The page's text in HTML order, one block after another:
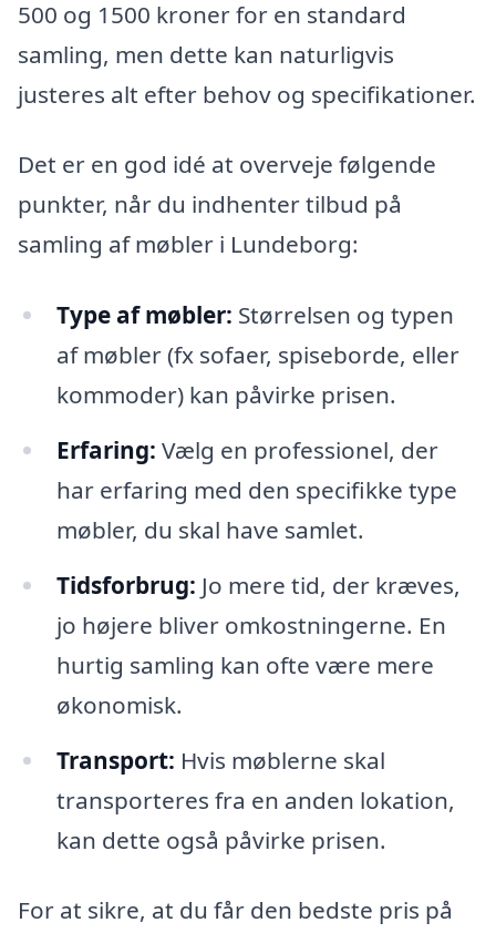
500 og 1500 kroner for en standard
samling, men dette kan naturligvis
justeres alt efter behov og specifikationer.
Det er en god idé at overveje følgende
punkter, når du indhenter tilbud på
samling af møbler i Lundeborg:
Type af møbler: Størrelsen og typen
af møbler (fx sofaer, spiseborde, eller
kommoder) kan påvirke prisen.
Erfaring: Vælg en professionel, der
har erfaring med den specifikke type
møbler, du skal have samlet.
Tidsforbrug: Jo mere tid, der kræves,
jo højere bliver omkostningerne. En
hurtig samling kan ofte være mere
økonomisk.
Transport: Hvis møblerne skal
transporteres fra en anden lokation,
kan dette også påvirke prisen.
For at sikre, at du får den bedste pris på